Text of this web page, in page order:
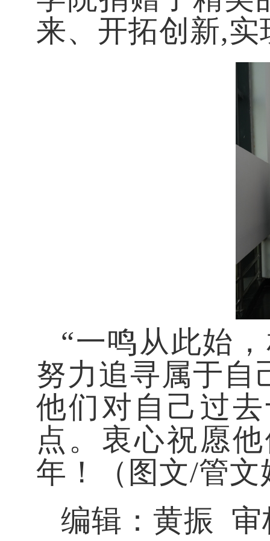
来、开拓创新,实
“一鸣从此始
努力追寻属于自
他们对自己过
点。衷心祝愿
年！（图文/管文
编辑：黄振 审